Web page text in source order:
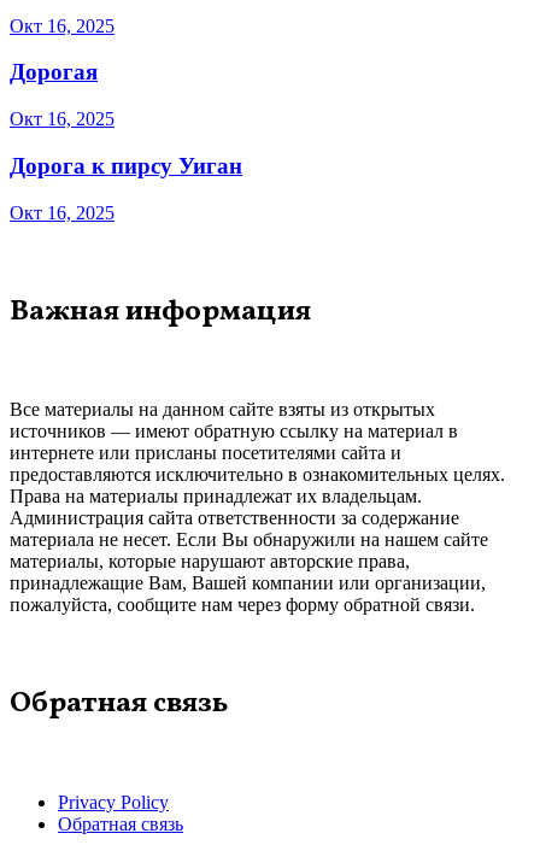
Окт 16, 2025
Дорогая
Окт 16, 2025
Дорога к пирсу Уиган
Окт 16, 2025
Важная информация
Все материалы на данном сайте взяты из открытых
источников — имеют обратную ссылку на материал в
интернете или присланы посетителями сайта и
предоставляются исключительно в ознакомительных целях.
Права на материалы принадлежат их владельцам.
Администрация сайта ответственности за содержание
материала не несет. Если Вы обнаружили на нашем сайте
материалы, которые нарушают авторские права,
принадлежащие Вам, Вашей компании или организации,
пожалуйста, сообщите нам через форму обратной связи.
Обратная связь
Privacy Policy
Обратная связь